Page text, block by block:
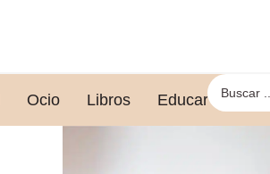
Ocio Libros Educar leyendo